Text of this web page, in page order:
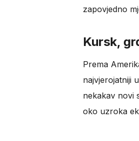
zapovjedno
Kursk,
Prema
najvjerojatniji
nekakav novi
oko uzroka